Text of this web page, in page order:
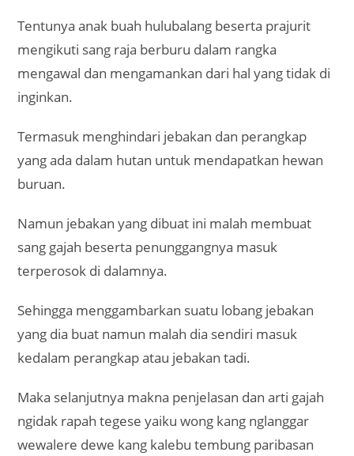
Tentunya anak buah hulubalang beserta prajurit
mengikuti sang raja berburu dalam rangka
mengawal dan mengamankan dari hal yang tidak di
inginkan.
Termasuk menghindari jebakan dan perangkap
yang ada dalam hutan untuk mendapatkan hewan
buruan.
Namun jebakan yang dibuat ini malah membuat
sang gajah beserta penunggangnya masuk
terperosok di dalamnya.
Sehingga menggambarkan suatu lobang jebakan
yang dia buat namun malah dia sendiri masuk
kedalam perangkap atau jebakan tadi.
Maka selanjutnya makna penjelasan dan arti gajah
ngidak rapah tegese yaiku wong kang nglanggar
wewalere dewe kang kalebu tembung paribasan